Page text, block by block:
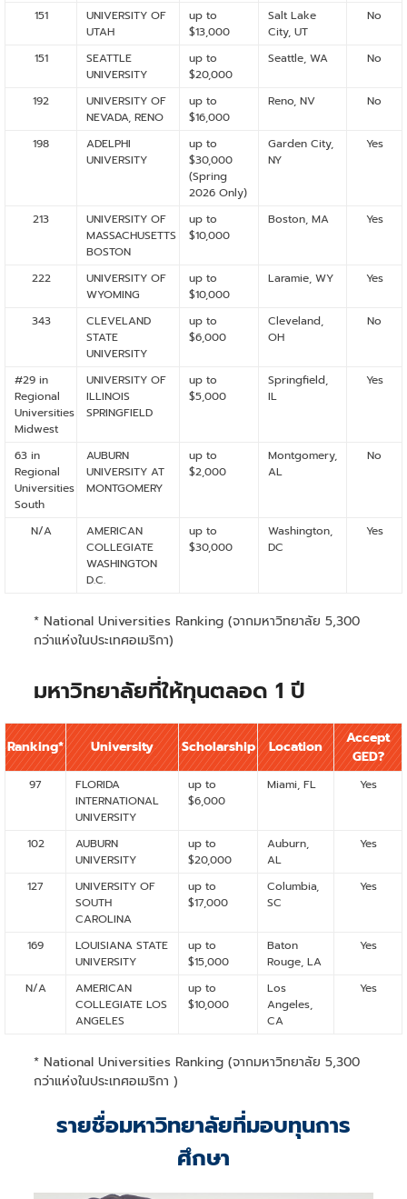
151
UNIVERSITY OF
UTAH
up to
$13,000
Salt Lake
City, UT
No
151
SEATTLE
UNIVERSITY
up to
$20,000
Seattle, WA No
192
UNIVERSITY OF
NEVADA, RENO
up to
$16,000
Reno, NV No
198
ADELPHI
UNIVERSITY
up to
$30,000
(Spring
2026 Only)
Garden City,
NY
Yes
213
UNIVERSITY OF
MASSACHUSETTS
BOSTON
up to
$10,000
Boston, MA Yes
222
UNIVERSITY OF
WYOMING
up to
$10,000
Laramie, WY Yes
343
CLEVELAND
STATE
UNIVERSITY
up to
$6,000
Cleveland,
OH
No
#29 in
Regional
Universities
Midwest
UNIVERSITY OF
ILLINOIS
SPRINGFIELD
up to
$5,000
Springfield,
IL
Yes
63 in
Regional
Universities
South
AUBURN
UNIVERSITY AT
MONTGOMERY
up to
$2,000
Montgomery,
AL
No
N/A
AMERICAN
COLLEGIATE
WASHINGTON
D.C.
up to
$30,000
Washington,
DC
Yes
* National Universities Ranking (จากมหาวิทยาลัย 5,300
กว่าแห่งในประเทศอเมริกา)
มหาวิทยาลัยที่ให้ทุนตลอด 1 ปี
Ranking* University Scholarship Location
Accept
GED?
97
FLORIDA
INTERNATIONAL
UNIVERSITY
up to
$6,000
Miami, FL Yes
102
AUBURN
UNIVERSITY
up to
$20,000
Auburn,
AL
Yes
127
UNIVERSITY OF
SOUTH
CAROLINA
up to
$17,000
Columbia,
SC
Yes
169
LOUISIANA STATE
UNIVERSITY
up to
$15,000
Baton
Rouge, LA
Yes
N/A
AMERICAN
COLLEGIATE LOS
ANGELES
up to
$10,000
Los
Angeles,
CA
Yes
* National Universities Ranking (จากมหาวิทยาลัย 5,300
กว่าแห่งในประเทศอเมริกา )
รายชื่อมหาวิทยาลัยที่มอบทุนการ
ศึกษา